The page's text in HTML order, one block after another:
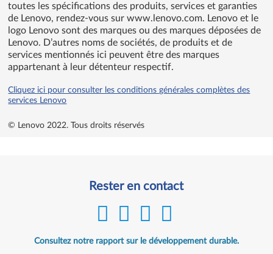
toutes les spécifications des produits, services et garanties
de Lenovo, rendez-vous sur www.lenovo.com. Lenovo et le
logo Lenovo sont des marques ou des marques déposées de
Lenovo. D’autres noms de sociétés, de produits et de
services mentionnés ici peuvent être des marques
appartenant à leur détenteur respectif.
Cliquez ici pour consulter les conditions générales complètes des
services Lenovo
© Lenovo 2022. Tous droits réservés
Rester en contact
Consultez notre rapport sur le développement durable.